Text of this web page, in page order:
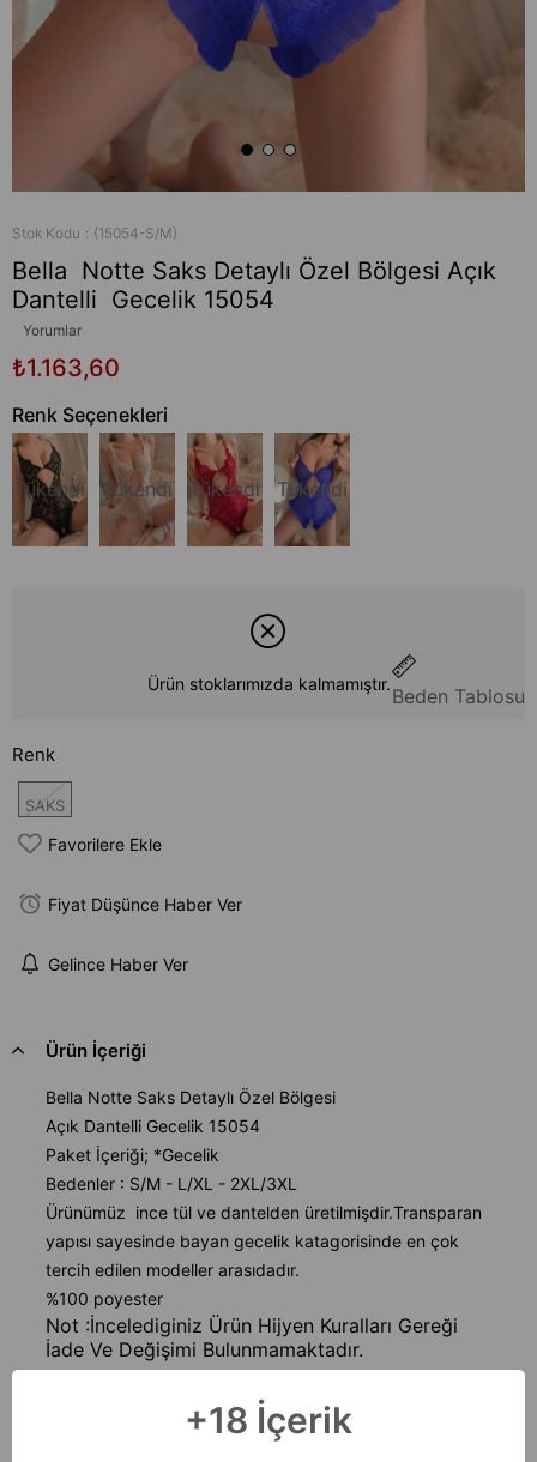
Stok Kodu (15054-S/M)
Bella Notte Saks Detaylı Özel Bölgesi Açık
Dantelli Gecelik 15054
Yorumlar
₺1.163,60
Renk Seçenekleri
Tükendi Tükendi Tükendi Tükendi
Beden Tablosu
Ürün stoklarımızda kalmamıştır.
Renk
SAKS
Favorilere Ekle
Fiyat Düşünce Haber Ver
Gelince Haber Ver
Ürün İçeriği
Bella Notte Saks Detaylı Özel Bölgesi
Açık Dantelli Gecelik 15054
Paket İçeriği; *Gecelik
Bedenler : S/M - L/XL - 2XL/3XL
Ürünümüz ince tül ve dantelden üretilmişdir.Transparan
yapısı sayesinde bayan gecelik katagorisinde en çok
tercih edilen modeller arasıdadır.
%100 poyester
Not :İncelediginiz Ürün Hijyen Kuralları Gereği
İade Ve Değişimi Bulunmamaktadır.
Ödeme Seçenekleri+18 İçerik